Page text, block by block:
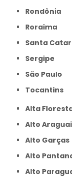
Rondônia
Roraima
Santa
Sergipe
São Paulo
Tocantins
Alta
Alto
Alto Garças
Alto
Alto